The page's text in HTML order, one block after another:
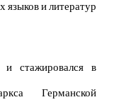
языков и литератур
и стажировался в
Германской